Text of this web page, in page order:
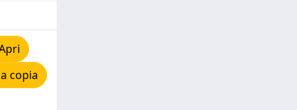
copia